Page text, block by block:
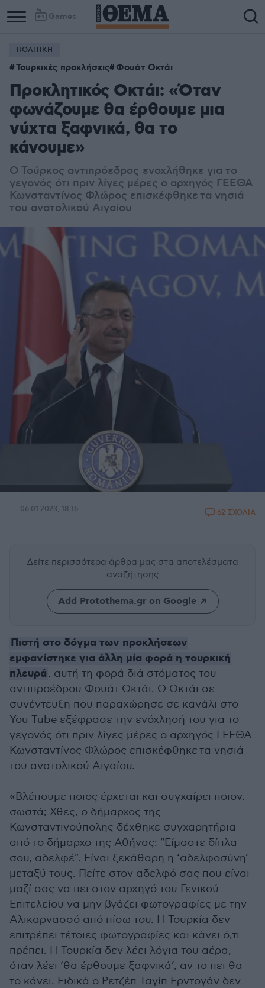
Games
Column
1
Column
2
ΠΟΛΙΤΙΚΗ
Τουρκικές προκλήσεις Φουάτ Οκτάι
Προκλητικός Οκτάι: «Όταν
φωνάζουμε θα έρθουμε μια
νύχτα ξαφνικά, θα το
κάνουμε»
Ο Τούρκος αντιπρόεδρος ενοχλήθηκε για το
γεγονός ότι πριν λίγες μέρες ο αρχηγός ΓΕΕΘΑ
Κωνσταντίνος Φλώρος επισκέφθηκε τα νησιά
του ανατολικού Αιγαίου
06.01.2023, 18:16 62 ΣΧΟΛΙΑ
Δείτε περισσότερα άρθρα μας στα αποτελέσματα
αναζήτησης
Add Protothema.gr on Google
Πιστή στο δόγμα των προκλήσεων
εμφανίστηκε για άλλη μία φορά η τουρκική
πλευρά, αυτή τη φορά διά στόματος του
αντιπροέδρου Φουάτ Οκτάι. Ο Οκτάι σε
συνέντευξη που παραχώρησε σε κανάλι στο
You Tube εξέφρασε την ενόχλησή του για το
γεγονός ότι πριν λίγες μέρες ο αρχηγός ΓΕΕΘΑ
Κωνσταντίνος Φλώρος επισκέφθηκε τα νησιά
του ανατολικού Αιγαίου.
«Βλέπουμε ποιος έρχεται και συγχαίρει ποιον,
σωστά; Χθες, ο δήμαρχος της
Κωνσταντινούπολης δέχθηκε συγχαρητήρια
από το δήμαρχο της Αθήνας: "Είμαστε δίπλα
σου, αδελφέ". Είναι ξεκάθαρη η ‘αδελφοσύνη’
μεταξύ τους. Πείτε στον αδελφό σας που είναι
μαζί σας να πει στον αρχηγό του Γενικού
Επιτελείου να μην βγάζει φωτογραφίες με την
Αλικαρνασσό από πίσω του. Η Τουρκία δεν
επιτρέπει τέτοιες φωτογραφίες και κάνει ό,τι
πρέπει. Η Τουρκία δεν λέει λόγια του αέρα,
όταν λέει ‘θα έρθουμε ξαφνικά’, αν το πει θα
το κάνει. Ειδικά ο Ρετζέπ Ταγίπ Ερντογάν δεν